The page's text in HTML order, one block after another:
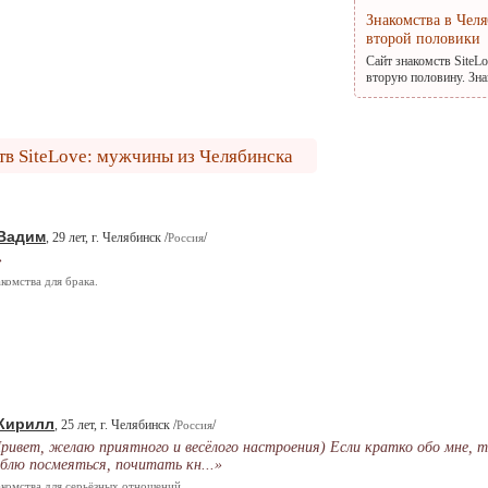
Знакомства в
второй половики
Сайт знакомств
вторую половину.
SiteLove: мужчины из Челябинска
, 29 лет, г. Челябинск /Россия/
для брака.
, 25 лет, г. Челябинск /Россия/
желаю приятного и весёлого настроения) Если кратко обо мне,
посмеяться, почитать кн...»